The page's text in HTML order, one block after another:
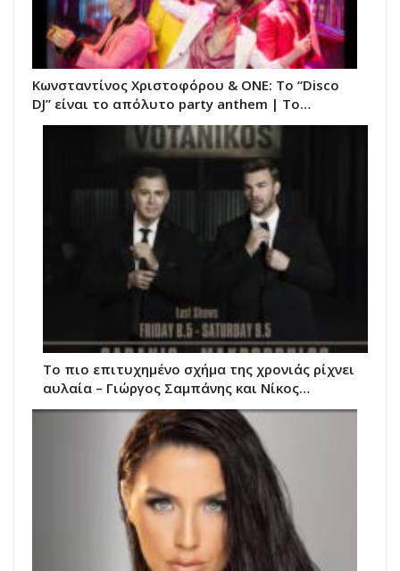
Κωνσταντίνος Χριστοφόρου & ΟΝΕ: Το “Disco
DJ” είναι το απόλυτο party anthem | Το…
Το πιο επιτυχημένο σχήμα της χρονιάς ρίχνει
αυλαία – Γιώργος Σαμπάνης και Νίκος…